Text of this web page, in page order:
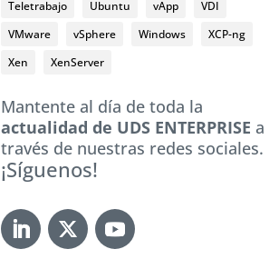
Teletrabajo
Ubuntu vApp
VDI
VMware
vSphere Windows
XCP-ng
Xen
XenServer
Mantente al día de toda la
actualidad de UDS ENTERPRISE a
través de nuestras redes sociales.
¡Síguenos!